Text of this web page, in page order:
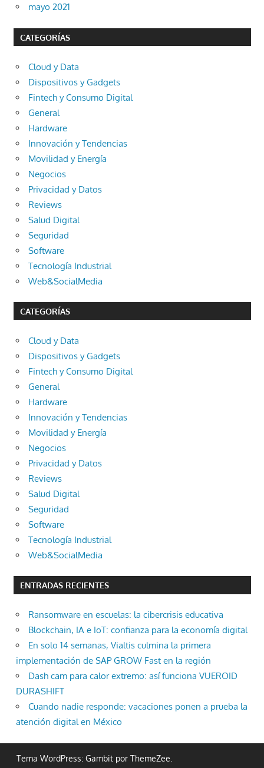
mayo 2021
CATEGORÍAS
Cloud y Data
Dispositivos y Gadgets
Fintech y Consumo Digital
General
Hardware
Innovación y Tendencias
Movilidad y Energía
Negocios
Privacidad y Datos
Reviews
Salud Digital
Seguridad
Software
Tecnología Industrial
Web&SocialMedia
CATEGORÍAS
Cloud y Data
Dispositivos y Gadgets
Fintech y Consumo Digital
General
Hardware
Innovación y Tendencias
Movilidad y Energía
Negocios
Privacidad y Datos
Reviews
Salud Digital
Seguridad
Software
Tecnología Industrial
Web&SocialMedia
ENTRADAS RECIENTES
Ransomware en escuelas: la cibercrisis educativa
Blockchain, IA e IoT: confianza para la economía digital
En solo 14 semanas, Vialtis culmina la primera
implementación de SAP GROW Fast en la región
Dash cam para calor extremo: así funciona VUEROID
DURASHIFT
Cuando nadie responde: vacaciones ponen a prueba la
atención digital en México
Tema WordPress: Gambit por ThemeZee.